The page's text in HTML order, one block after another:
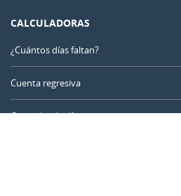
CALCULADORAS
¿Cuántos días faltan?
Cuenta regresiva
Contador de días